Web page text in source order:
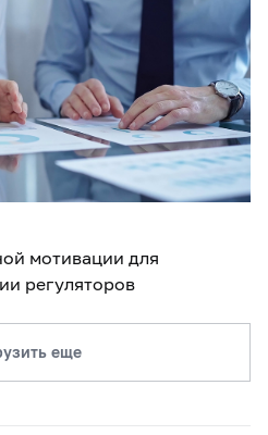
мотивации для
регуляторов
еще